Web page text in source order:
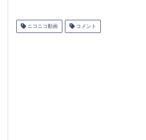
ニコニコ動画 コメント